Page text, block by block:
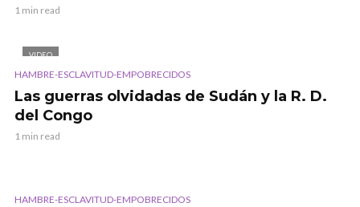
1 min read
VIDEO
HAMBRE-ESCLAVITUD-EMPOBRECIDOS
Las guerras olvidadas de Sudán y la R. D.
del Congo
1 min read
HAMBRE-ESCLAVITUD-EMPOBRECIDOS